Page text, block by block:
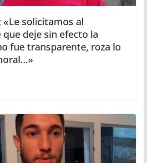
«Le solicitamos al
deje sin efecto la
fue transparente, roza lo